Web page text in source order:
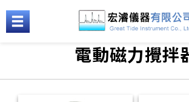
電動磁力攪拌